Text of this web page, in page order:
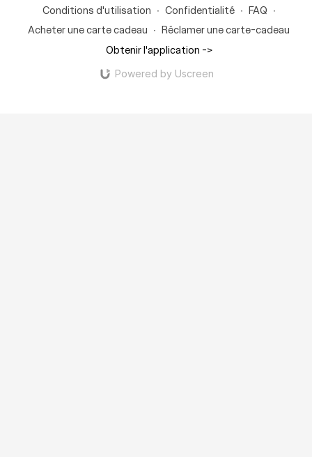
Conditions d'utilisation ∙ Confidentialité ∙ FAQ ∙
Acheter une carte cadeau ∙ Réclamer une carte-cadeau
Obtenir l'application ->
Powered by Uscreen